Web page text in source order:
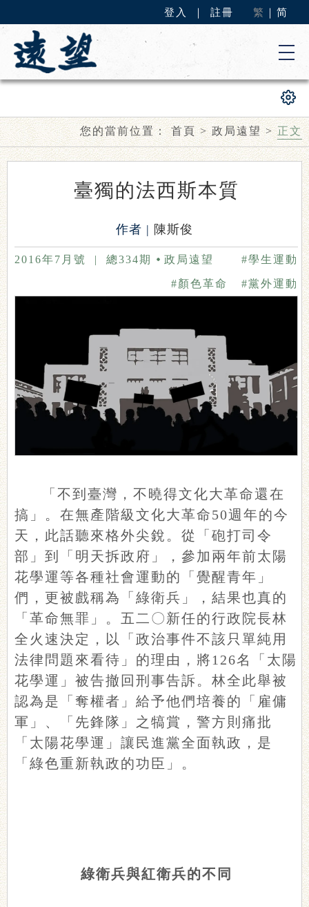
登入 註冊 繁 简
您的當前位置：首頁>政局遠望>正文
臺獨的法西斯本質
作者 | 陳斯俊
2016年7月號 | 總334期 政局遠望 #學生運動
#黨外運動
#顏色革命
「不到臺灣，不曉得文化大革命還在
搞」。在無產階級文化大革命50週年的今
天，此話聽來格外尖銳。從「砲打司令
部」到「明天拆政府」，參加兩年前太陽
花學運等各種社會運動的「覺醒青年」
們，更被戲稱為「綠衛兵」，結果也真的
「革命無罪」。五二〇新任的行政院長林
全火速決定，以「政治事件不該只單純用
法律問題來看待」的理由，將126名「太陽
花學運」被告撤回刑事告訴。林全此舉被
認為是「奪權者」給予他們培養的「雇傭
軍」、「先鋒隊」之犒賞，警方則痛批
「太陽花學運」讓民進黨全面執政，是
「綠色重新執政的功臣」。
綠衛兵與紅衛兵的不同